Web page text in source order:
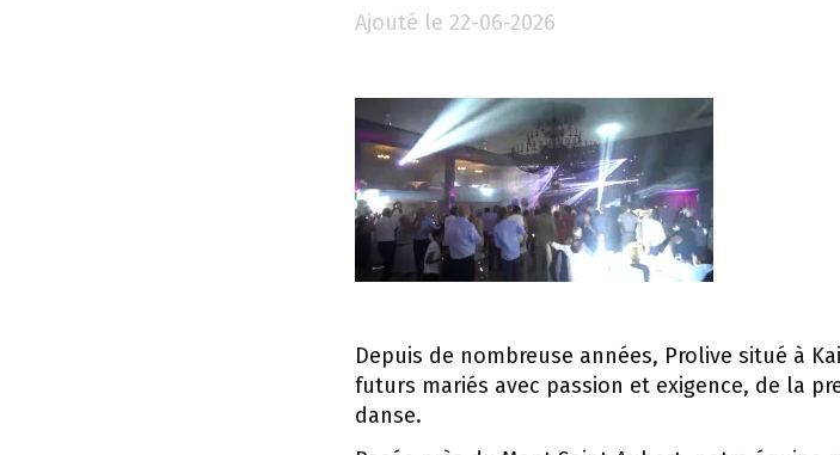
Ajouté le 22-06-2026
Depuis de nombreuse années, Prolive situé à
futurs mariés avec passion et exigence, de la
danse.